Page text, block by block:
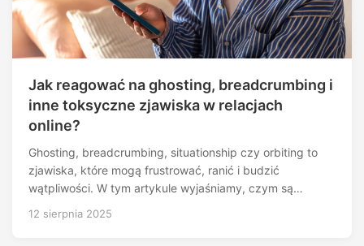
Jak reagować na ghosting, breadcrumbing i
inne toksyczne zjawiska w relacjach
online?
Ghosting, breadcrumbing, situationship czy orbiting to
zjawiska, które mogą frustrować, ranić i budzić
wątpliwości. W tym artykule wyjaśniamy, czym są…
12 sierpnia 2025